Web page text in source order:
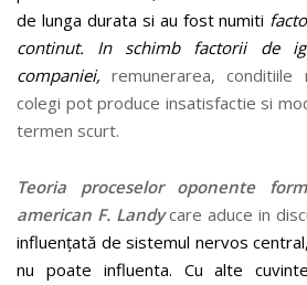
de lunga durata si au fost numiti
continut. In schimb factorii de
companiei,remunerarea, conditiile
colegi pot produce insatisfactie si
termen scurt.
Teoria proceselor oponente
american F. Landycare aduce in
influențată de sistemul nervos
nu poate influenta. Cu alte